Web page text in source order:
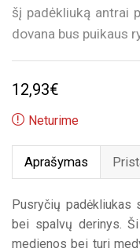
šį padėkliuką antrai
dovana bus puikaus
12,93€
Neturime
Aprašymas
Pusryčių padėkliukas
bei spalvų derinys.
medienos bei turi